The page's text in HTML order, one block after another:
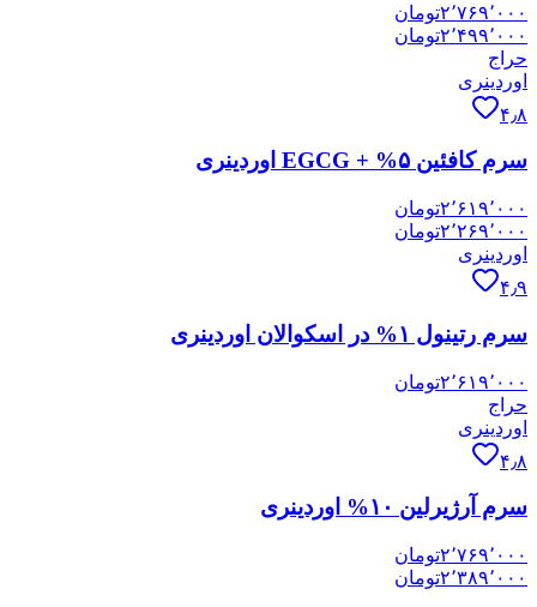
۲٬۷۶۹٬۰۰۰تومان
۲٬۴۹۹٬۰۰۰تومان
حراج
اوردینری
۴٫۸
سرم کافئین ۵% + EGCG اوردینری
۲٬۶۱۹٬۰۰۰تومان
۲٬۲۶۹٬۰۰۰تومان
اوردینری
۴٫۹
سرم رتینول ۱% در اسکوالان اوردینری
۲٬۶۱۹٬۰۰۰تومان
حراج
اوردینری
۴٫۸
سرم آرژیرلین ۱۰% اوردینری
۲٬۷۶۹٬۰۰۰تومان
۲٬۳۸۹٬۰۰۰تومان